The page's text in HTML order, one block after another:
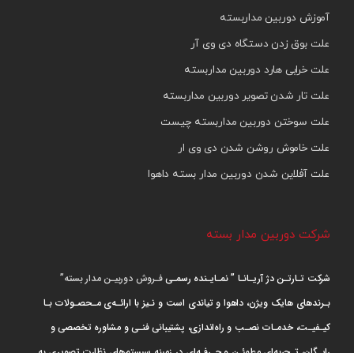
آموزش دوربین مداربسته
علت بوق زدن دستگاه دی وی آر
علت خرابی هارد دوربین مداربسته
علت تار شدن تصویر دوربین مداربسته
علت سوختن دوربین مداربسته چیست
علت خاموش روشن شدن دی وی ار
علت آفلاین شدن دوربین مدار بسته داهوا
شرکت دوربین مدار بسته
شرکت تـارتـن دژ آریـانـا ” نمـایـنده رسمـیفـروش دوربیـن مدار بسته”
بـرندهای هایک ویژن، داهوا و تیاندی است و نـیز با ارائـه‌ی مـحصـولات بـا
کیـفیـت، خدمـات نصـب و راه‌اندازی، پشتیبانی فنـی و مشاوره تخصصی و